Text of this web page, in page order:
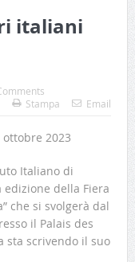
italiani
Stampa
Email
2023
Italiano di
della Fiera
che si svolgerà dal
il Palais des
sta scrivendo il suo